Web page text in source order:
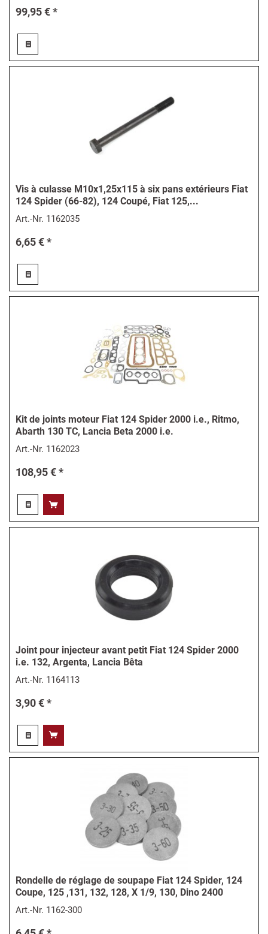
99,95 € *
Vis à culasse M10x1,25x115 à six pans extérieurs Fiat
124 Spider (66-82), 124 Coupé, Fiat 125,...
Art.-Nr. 1162035
6,65 € *
Kit de joints moteur Fiat 124 Spider 2000 i.e., Ritmo,
Abarth 130 TC, Lancia Beta 2000 i.e.
Art.-Nr. 1162023
108,95 € *
Joint pour injecteur avant petit Fiat 124 Spider 2000
i.e. 132, Argenta, Lancia Bêta
Art.-Nr. 1164113
3,90 € *
Rondelle de réglage de soupape Fiat 124 Spider, 124
Coupe, 125 ,131, 132, 128, X 1/9, 130, Dino 2400
Art.-Nr. 1162-300